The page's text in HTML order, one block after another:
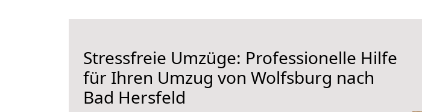
Stressfreie Umzüge: Professionelle Hilfe
für Ihren Umzug von Wolfsburg nach
Bad Hersfeld